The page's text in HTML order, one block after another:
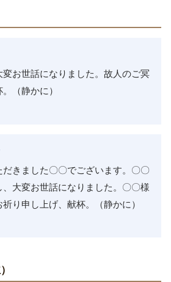
お世話になりました。故人のご冥
（静かに）
だきました〇〇でございます。〇〇
大変お世話になりました。〇〇様
り申し上げ、献杯。（静かに）